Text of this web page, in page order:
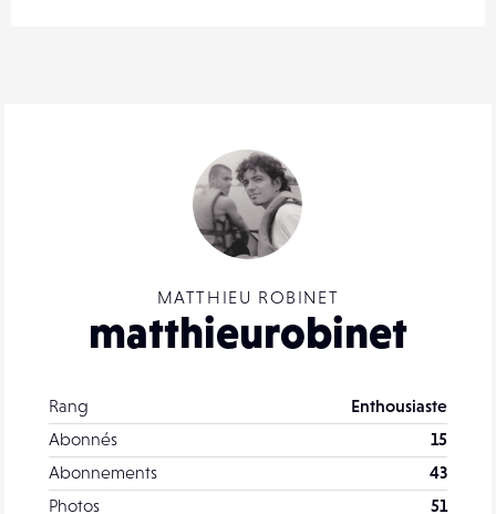
MATTHIEU ROBINET
matthieurobinet
Rang
Enthousiaste
Abonnés
15
Abonnements
43
Photos
51